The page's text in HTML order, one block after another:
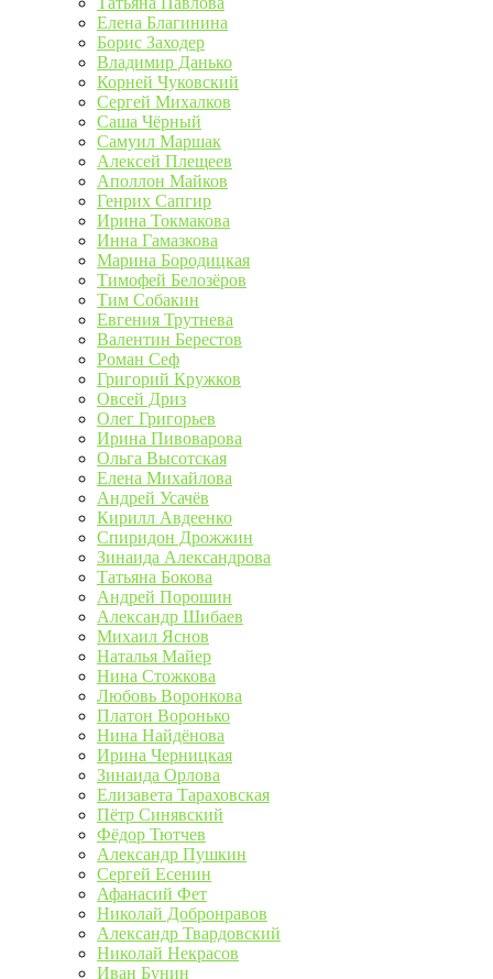
Елена Благинина
Борис Заходер
Владимир Данько
Корней Чуковский
Сергей Михалков
Саша Чёрный
Самуил Маршак
Алексей Плещеев
Аполлон Майков
Генрих Сапгир
Ирина Токмакова
Инна Гамазкова
Марина Бородицкая
Тимофей Белозёров
Тим Собакин
Евгения Трутнева
Валентин Берестов
Роман Сеф
Григорий Кружков
Овсей Дриз
Олег Григорьев
Ирина Пивоварова
Ольга Высотская
Елена Михайлова
Андрей Усачёв
Кирилл Авдеенко
Спиридон Дрожжин
Зинаида Александрова
Татьяна Бокова
Андрей Порошин
Александр Шибаев
Михаил Яснов
Наталья Майер
Нина Стожкова
Любовь Воронкова
Платон Воронько
Нина Найдёнова
Ирина Черницкая
Зинаида Орлова
Елизавета Тараховская
Пётр Синявский
Фёдор Тютчев
Александр Пушкин
Сергей Есенин
Афанасий Фет
Николай Добронравов
Александр Твардовский
Николай Некрасов
Иван Бунин